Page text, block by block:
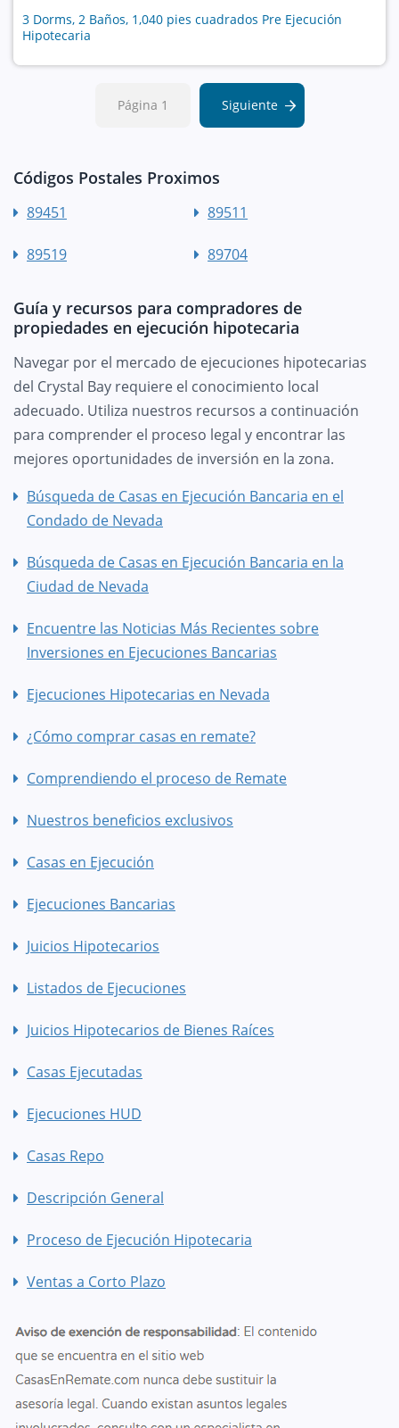
3 Dorms, 2 Baños, 1,040 pies cuadrados Pre Ejecución
Hipotecaria
Página 1 Siguiente
Códigos Postales Proximos
89451 89511
89519 89704
Guía y recursos para compradores de
propiedades en ejecución hipotecaria
Navegar por el mercado de ejecuciones hipotecarias
del Crystal Bay requiere el conocimiento local
adecuado. Utiliza nuestros recursos a continuación
para comprender el proceso legal y encontrar las
mejores oportunidades de inversión en la zona.
Búsqueda de Casas en Ejecución Bancaria en el
Condado de Nevada
Búsqueda de Casas en Ejecución Bancaria en la
Ciudad de Nevada
Encuentre las Noticias Más Recientes sobre
Inversiones en Ejecuciones Bancarias
Ejecuciones Hipotecarias en Nevada
¿Cómo comprar casas en remate?
Comprendiendo el proceso de Remate
Nuestros beneficios exclusivos
Casas en Ejecución
Ejecuciones Bancarias
Juicios Hipotecarios
Listados de Ejecuciones
Juicios Hipotecarios de Bienes Raíces
Casas Ejecutadas
Ejecuciones HUD
Casas Repo
Descripción General
Proceso de Ejecución Hipotecaria
Ventas a Corto Plazo